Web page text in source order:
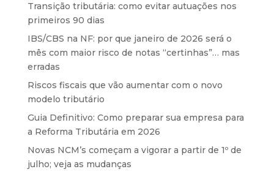
Transição tributária: como evitar autuações nos
primeiros 90 dias
IBS/CBS na NF: por que janeiro de 2026 será o
mês com maior risco de notas “certinhas”… mas
erradas
Riscos fiscais que vão aumentar com o novo
modelo tributário
Guia Definitivo: Como preparar sua empresa para
a Reforma Tributária em 2026
Novas NCM’s começam a vigorar a partir de 1º de
julho; veja as mudanças